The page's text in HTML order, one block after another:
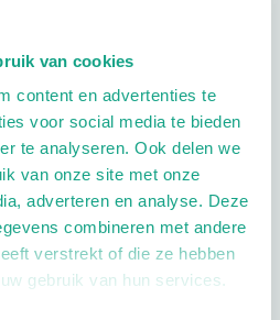
van cookies
content en advertenties te
voor social media te bieden
te analyseren. Ook delen we
van onze site met onze
adverteren en analyse. Deze
combineren met andere
verstrekt of die ze hebben
gebruik van hun services.